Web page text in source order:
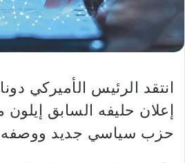
انتقد الرئيس الأميركي
إعلان حليفه السابق
حزب سياسي جديد ووصفه